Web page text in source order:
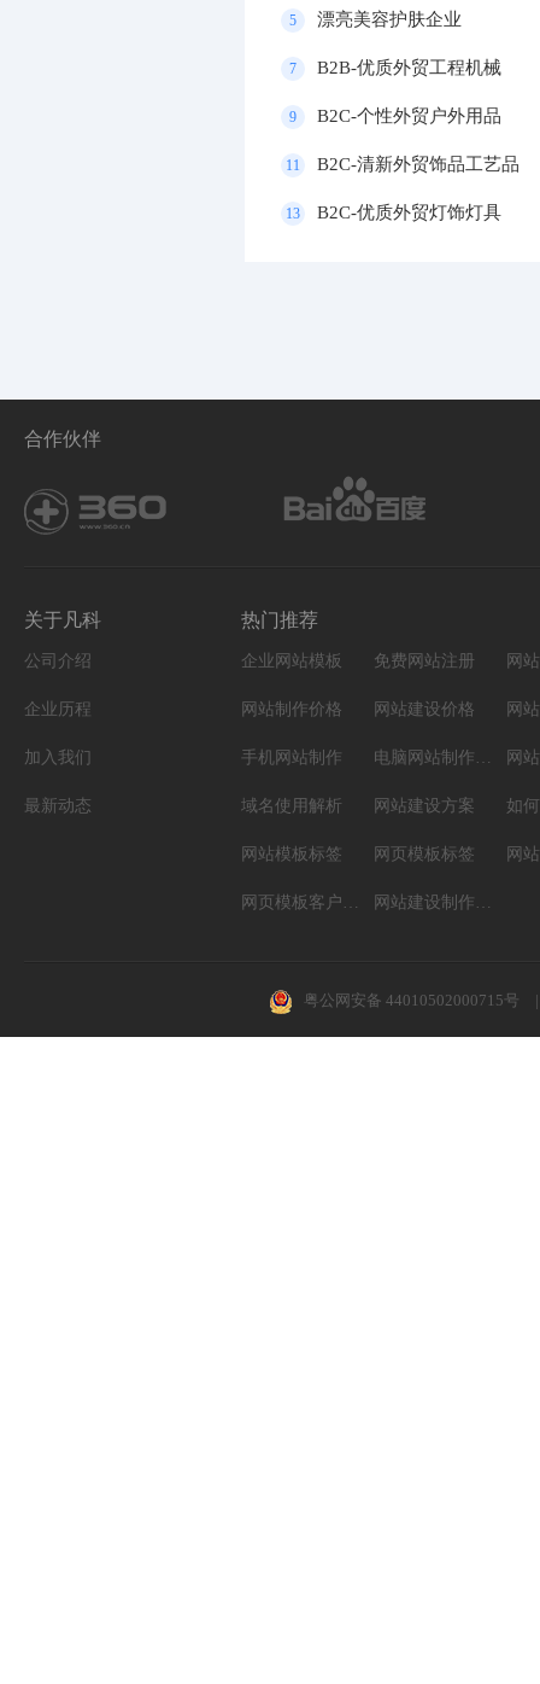
5 漂亮美容护肤企业
7 B2B-优质外贸工程机械
9 B2C-个性外贸户外用品
11 B2C-清新外贸饰品工艺品
13 B2C-优质外贸灯饰灯具
合作伙伴
关于凡科
公司介绍
企业历程
加入我们
最新动态
热门推荐
企业网站模板 免费网站注册 网
网站制作价格 网站建设价格 网
手机网站制作 电脑网站制作设计 网
域名使用解析 网站建设方案 如
网站模板标签 网页模板标签
网页模板客户案例 网站建设制作知识
粤公网安备 44010502000715号 |